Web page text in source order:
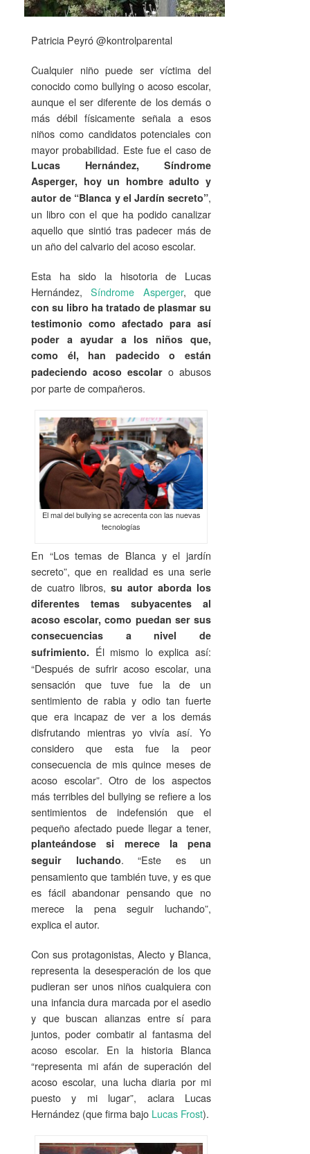
Patricia Peyró @kontrolparental
Cualquier niño puede ser víctima del
conocido como bullying o acoso escolar,
aunque el ser diferente de los demás o
más débil físicamente señala a esos
niños como candidatos potenciales con
mayor probabilidad. Este fue el caso de
Lucas Hernández, Síndrome
Asperger, hoy un hombre adulto y
autor de “Blanca y el Jardín secreto”,
un libro con el que ha podido canalizar
aquello que sintió tras padecer más de
un año del calvario del acoso escolar.
Esta ha sido la hisotoria de Lucas
Hernández,Síndrome Asperger, que
con su libro ha tratado de plasmar su
testimonio como afectado para así
poder a ayudar a los niños que,
como él, han padecido o están
padeciendo acoso escolar o abusos
por parte de compañeros.
El mal del bullying se acrecenta con las nuevas
tecnologías
En “Los temas de Blanca y el jardín
secreto”, que en realidad es una serie
de cuatro libros, su autor aborda los
diferentes temas subyacentes al
acoso escolar, como puedan ser sus
consecuencias a nivel de
sufrimiento. Él mismo lo explica así:
“Después de sufrir acoso escolar, una
sensación que tuve fue la de un
sentimiento de rabia y odio tan fuerte
que era incapaz de ver a los demás
disfrutando mientras yo vivía así. Yo
considero que esta fue la peor
consecuencia de mis quince meses de
acoso escolar”. Otro de los aspectos
más terribles del bullying se refiere a los
sentimientos de indefensión que el
pequeño afectado puede llegar a tener,
planteándose si merece la pena
seguir luchando. “Este es un
pensamiento que también tuve, y es que
es fácil abandonar pensando que no
merece la pena seguir luchando”,
explica el autor.
Con sus protagonistas, Alecto y Blanca,
representa la desesperación de los que
pudieran ser unos niños cualquiera con
una infancia dura marcada por el asedio
y que buscan alianzas entre sí para
juntos, poder combatir al fantasma del
acoso escolar. En la historia Blanca
“representa mi afán de superación del
acoso escolar, una lucha diaria por mi
puesto y mi lugar”, aclara Lucas
Hernández (que firma bajo Lucas Frost).